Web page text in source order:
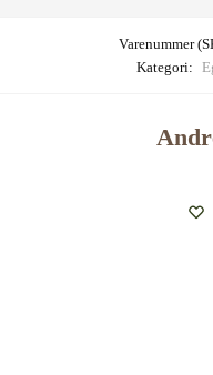
Varenummer
Kategori: